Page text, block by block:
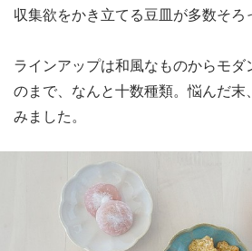
収集欲をかき立てる豆皿が多数そろ
ラインアップは和風なものからモダ
のまで、なんと十数種類。悩んだ末
みました。